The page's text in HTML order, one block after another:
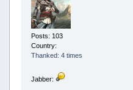
Posts: 103
Country:
Thanked: 4 times
Jabber: